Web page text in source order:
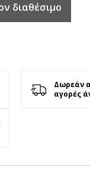
διαθέσιμο
Δωρεάν
αγορές